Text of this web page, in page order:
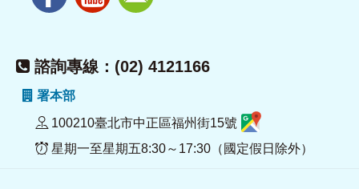
諮詢專線：(02) 4121166
署本部
100210臺北市中正區福州街15號
星期一至星期五8:30～17:30（國定假日除外）